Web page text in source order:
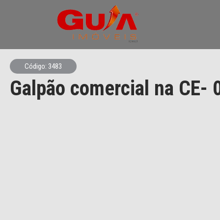
Código: 3483
Galpão comercial na CE-